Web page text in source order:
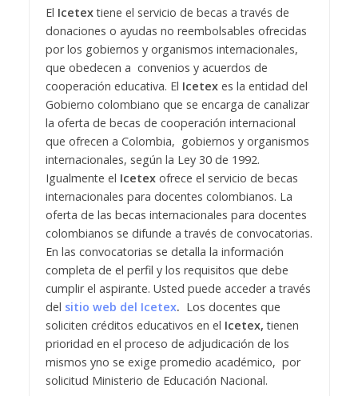
El Icetextiene el servicio de becas a través de
donaciones o ayudas no reembolsables ofrecidas
por los gobiernos y organismos internacionales,
que obedecen a convenios y acuerdos de
cooperación educativa. El Icetexes la entidad del
Gobierno colombiano que se encarga de canalizar
la oferta de becas de cooperación internacional
que ofrecen a Colombia, gobiernos y organismos
internacionales, según la Ley 30 de 1992.
Igualmente el Icetexofrece el servicio de becas
internacionales para docentes colombianos. La
oferta de las becas internacionales para docentes
colombianos se difunde a través de convocatorias.
En las convocatorias se detalla la información
completa de el perfil y los requisitos que debe
cumplir el aspirante. Usted puede acceder a través
del sitio web del Icetex. Los docentes que
soliciten créditos educativos en el Icetex, tienen
prioridad en el proceso de adjudicación de los
mismos yno se exige promedio académico, por
solicitud Ministerio de Educación Nacional.